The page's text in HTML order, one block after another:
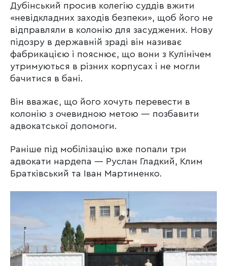
Дубінський просив колегію суддів вжити
«невідкладних заходів безпеки», щоб його не
відправляли в колонію для засуджених. Нову
підозру в державній зраді він називає
фабрикацією і пояснює, що вони з Кулінічем
утримуються в різних корпусах і не могли
бачитися в бані.
Він вважає, що його хочуть перевести в
колонію з очевидною метою — позбавити
адвокатської допомоги.
Раніше під мобілізацію вже попали три
адвокати нардепа — Руслан Гладкий, Клим
Братківський та Іван Мартиненко.